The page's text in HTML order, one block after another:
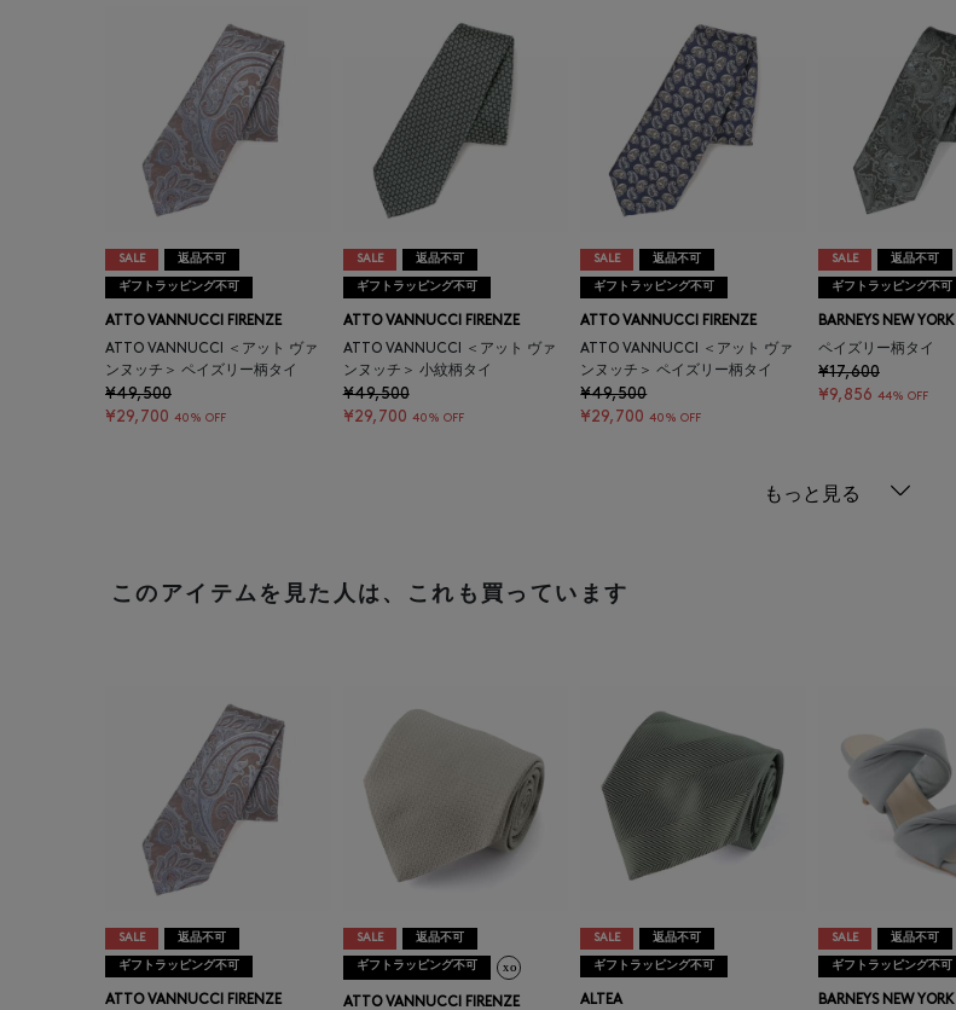
SALE 返品不可
ギフトラッピング不可
ATTO VANNUCCI FIRENZE
ATTO VANNUCCI ＜アット ヴァ
ンヌッチ＞ ペイズリー柄タイ
¥49,500
¥29,700 40% OFF
SALE 返品不可
ギフトラッピング不可
ATTO VANNUCCI FIRENZE
ATTO VANNUCCI ＜アット ヴァ
ンヌッチ＞ 小紋柄タイ
¥49,500
¥29,700 40% OFF
SALE 返品不可
ギフトラッピング不可
ATTO VANNUCCI FIRENZE
ATTO VANNUCCI ＜アット ヴァ
ンヌッチ＞ ペイズリー柄タイ
¥49,500
¥29,700 40% OFF
SALE 返品不可
ギフトラッピング不可
BARNEYS NEW YORK
ペイズリー柄タイ
¥17,600
¥9,856 44% OFF
もっと見る
このアイテムを見た人は、これも買っています
SALE 返品不可
ギフトラッピング不可
ATTO VANNUCCI FIRENZE
SALE 返品不可
ギフトラッピング不可
ATTO VANNUCCI FIRENZE
SALE 返品不可
ギフトラッピング不可
ALTEA
SALE 返品不可
ギフトラッピング不可
BARNEYS NEW YORK